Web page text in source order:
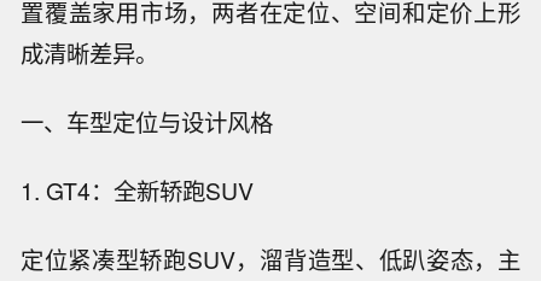
置覆盖家用市场，两者在定位、空间和定价上形
成清晰差异。
一、车型定位与设计风格
1. GT4：全新轿跑SUV
定位紧凑型轿跑SUV，溜背造型、低趴姿态，主